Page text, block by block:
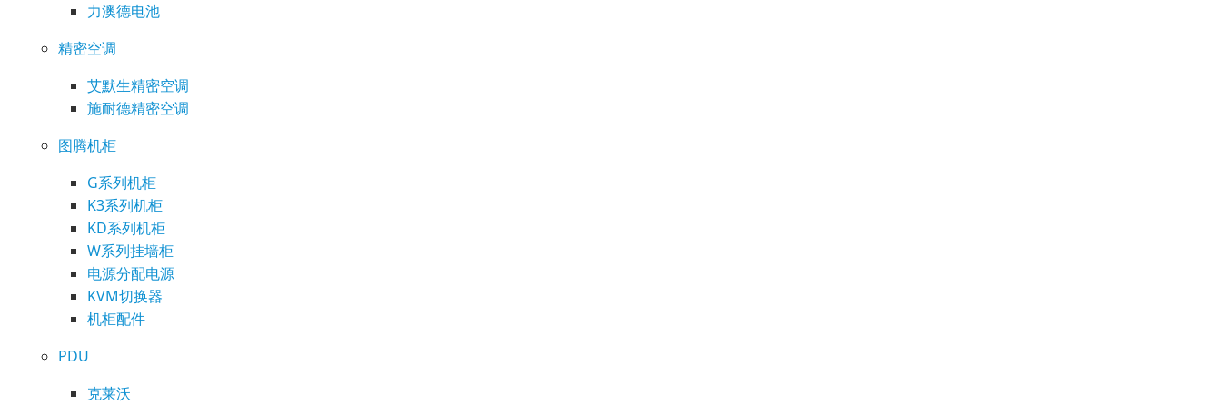
力澳德电池
精密空调
艾默生精密空调
施耐德精密空调
图腾机柜
G系列机柜
K3系列机柜
KD系列机柜
W系列挂墙柜
电源分配电源
KVM切换器
机柜配件
PDU
克莱沃